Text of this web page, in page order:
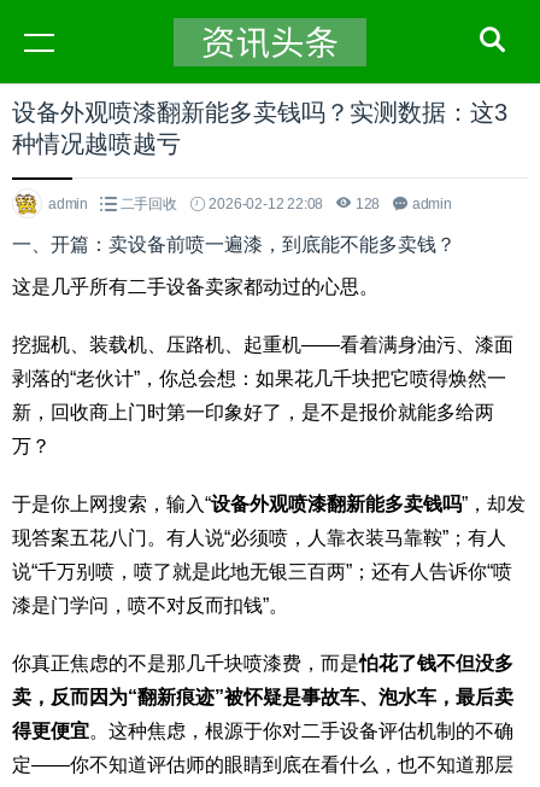
设备外观喷漆翻新能多卖钱吗？实测数据：这3
种情况越喷越亏
admin 二手回收 2026-02-12 22:08 128 admin
一、开篇：卖设备前喷一遍漆，到底能不能多卖钱？
这是几乎所有二手设备卖家都动过的心思。
挖掘机、装载机、压路机、起重机——看着满身油污、漆面
剥落的“老伙计”，你总会想：如果花几千块把它喷得焕然一
新，回收商上门时第一印象好了，是不是报价就能多给两
万？
于是你上网搜索，输入“设备外观喷漆翻新能多卖钱吗”，却发
现答案五花八门。有人说“必须喷，人靠衣装马靠鞍”；有人
说“千万别喷，喷了就是此地无银三百两”；还有人告诉你“喷
漆是门学问，喷不对反而扣钱”。
你真正焦虑的不是那几千块喷漆费，而是怕花了钱不但没多
卖，反而因为“翻新痕迹”被怀疑是事故车、泡水车，最后卖
得更便宜。这种焦虑，根源于你对二手设备评估机制的不确
定——你不知道评估师的眼睛到底在看什么，也不知道那层